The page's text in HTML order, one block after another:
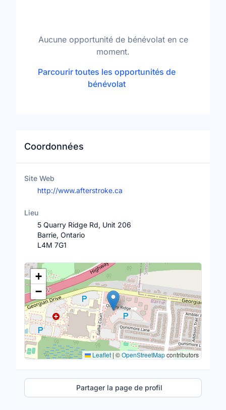
Aucune opportunité de bénévolat en ce
moment.
Parcourir toutes les opportunités de
bénévolat
Coordonnées
Site Web
http://www.afterstroke.ca
Lieu
5 Quarry Ridge Rd, Unit 206
Barrie, Ontario
L4M 7G1
Lieu
+
−
Leaflet | ©OpenStreetMapcontributors
Partager la page de profil